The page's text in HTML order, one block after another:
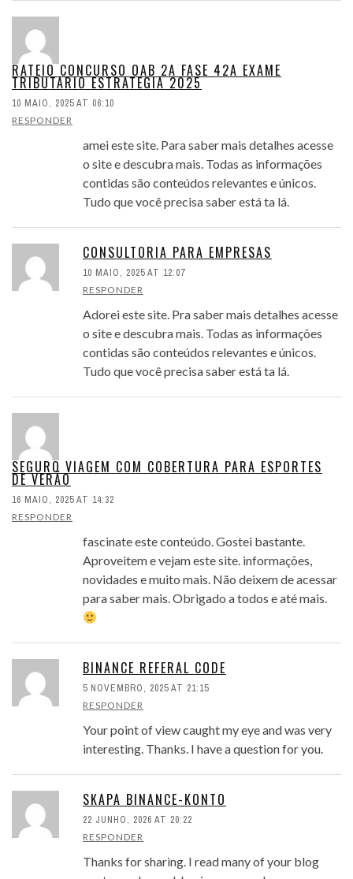
RATEIO CONCURSO OAB 2A FASE 42A EXAME
TRIBUTARIO ESTRATEGIA 2025
10 MAIO, 2025 AT 06:10
RESPONDER
amei este site. Para saber mais detalhes acesse
o site e descubra mais. Todas as informações
contidas são conteúdos relevantes e únicos.
Tudo que você precisa saber está ta lá.
CONSULTORIA PARA EMPRESAS
10 MAIO, 2025 AT 12:07
RESPONDER
Adorei este site. Pra saber mais detalhes acesse
o site e descubra mais. Todas as informações
contidas são conteúdos relevantes e únicos.
Tudo que você precisa saber está ta lá.
SEGURO VIAGEM COM COBERTURA PARA ESPORTES
DE VERÃO
16 MAIO, 2025 AT 14:32
RESPONDER
fascinate este conteúdo. Gostei bastante.
Aproveitem e vejam este site. informações,
novidades e muito mais. Não deixem de acessar
para saber mais. Obrigado a todos e até mais.
BINANCE REFERAL CODE
5 NOVEMBRO, 2025 AT 21:15
RESPONDER
Your point of view caught my eye and was very
interesting. Thanks. I have a question for you.
SKAPA BINANCE-KONTO
22 JUNHO, 2026 AT 20:22
RESPONDER
Thanks for sharing. I read many of your blog